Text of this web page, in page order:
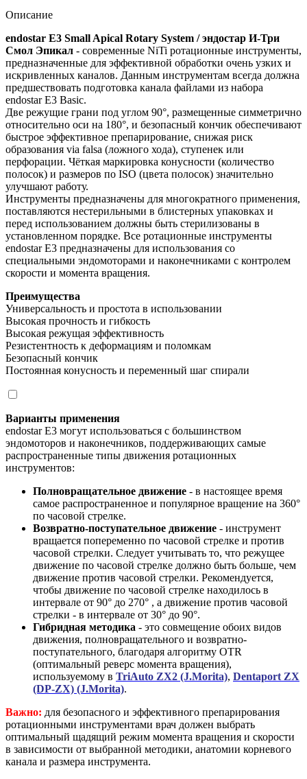
Описание
endostar E3 Small Apical Rotary System / эндостар И-Три
Смол Эпикал - современные NiTi ротационные инструменты,
предназначенные для эффективной обработки очень узких и
искривленных каналов. Данным инструментам всегда должна
предшествовать подготовка канала файлами из набора
endostar E3 Basic.
Две режущие грани под углом 90°, размещенные симметрично
относительно оси на 180°, и безопасный кончик обеспечивают
быстрое эффективное препарирование, снижая риск
образования via falsa (ложного хода), ступенек или
перфорации. Чёткая маркировка конусности (количество
полосок) и размеров по ISO (цвета полосок) значительно
улучшают работу.
Инструменты предназначены для многократного применения,
поставляются нестерильными в блистерных упаковках и
перед использованием должны быть стерилизованы в
установленном порядке. Все ротационные инструменты
endostar E3 предназначены для использования со
специальными эндомоторами и наконечниками с контролем
скорости и момента вращения.
Преимущества
Универсальность и простота в использовании
Высокая прочность и гибкость
Высокая режущая эффективность
Резистентность к деформациям и поломкам
Безопасный кончик
Постоянная конусность и переменный шаг спирали
Варианты применения
endostar E3 могут использоваться с большинством
эндомоторов и наконечников, поддерживающих самые
распространенные типы движения ротационных
инструментов:
Полновращательное движение - в настоящее время
самое распространенное и популярное вращение на 360°
по часовой стрелке.
Возвратно-поступательное движение - инструмент
вращается попеременно по часовой стрелке и против
часовой стрелки. Следует учитывать то, что режущее
движение по часовой стрелке должно быть больше, чем
движение против часовой стрелки. Рекомендуется,
чтобы движение по часовой стрелке находилось в
интервале от 90° до 270° , а движение против часовой
стрелки - в интервале от 30° до 90°.
Гибридная методика - это совмещение обоих видов
движения, полновращательного и возвратно-
поступательного, благодаря алгоритму OTR
(оптимальный реверс момента вращения),
используемому в TriAuto ZX2 (J.Morita), Dentaport ZX
(DP-ZX) (J.Morita).
Важно: для безопасного и эффективного препарирования
ротационными инструментами врач должен выбрать
оптимальный щадящий режим момента вращения и скорости
в зависимости от выбранной методики, анатомии корневого
канала и размера инструмента.